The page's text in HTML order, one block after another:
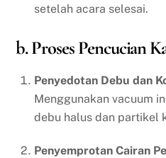
setelah acara selesai.
b. Proses Pencucian
Penyedotan Debu dan
Menggunakan vacuum
debu halus dan partikel
Penyemprotan Cairan